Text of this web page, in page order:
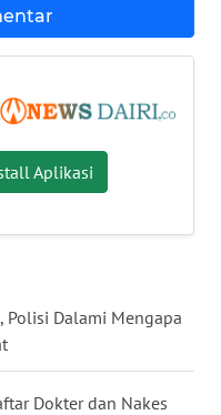
Aplikasi
Polisi Dalami Mengapa
Dokter dan Nakes